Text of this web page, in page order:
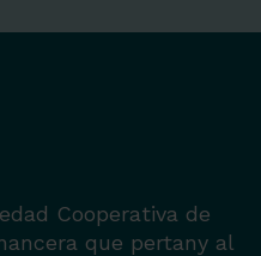
Cooperativa de
que pertany al